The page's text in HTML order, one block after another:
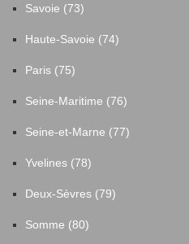
Savoie (73)
Haute-Savoie (74)
Paris (75)
Seine-Maritime (76)
Seine-et-Marne (77)
Yvelines (78)
Deux-Sèvres (79)
Somme (80)